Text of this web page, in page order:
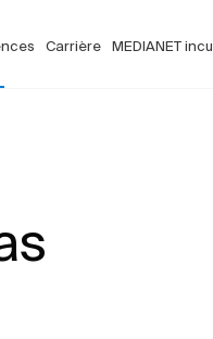
Carrière MEDIANET